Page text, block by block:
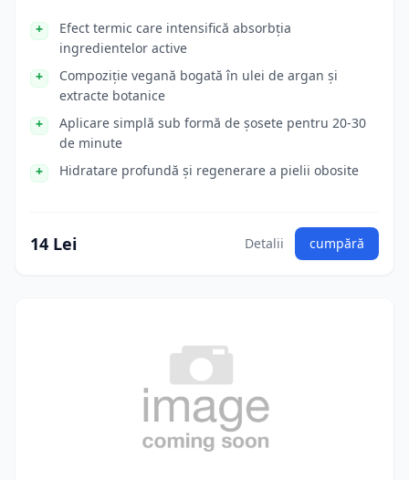
Efect termic care intensifică absorbția
ingredientelor active
Compoziție vegană bogată în ulei de argan și
extracte botanice
Aplicare simplă sub formă de șosete pentru 20-30
de minute
Hidratare profundă și regenerare a pielii obosite
14 Lei Detalii cumpără